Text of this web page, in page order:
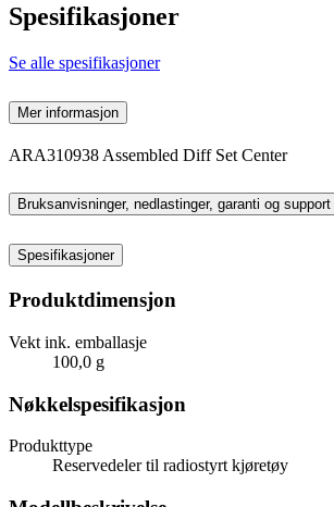
Spesifikasjoner
Se alle spesifikasjoner
Mer informasjon
ARA310938 Assembled Diff Set Center
Bruksanvisninger, nedlastinger, garanti og support
Spesifikasjoner
Produktdimensjon
Vekt ink. emballasje
100,0 g
Nøkkelspesifikasjon
Produkttype
Reservedeler til radiostyrt kjøretøy